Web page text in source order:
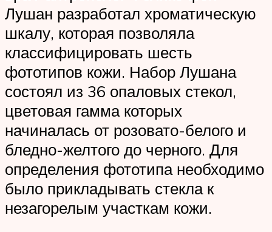
Лушан разработал хроматическую
шкалу, которая позволяла
классифицировать шесть
фототипов кожи. Набор Лушана
состоял из 36 опаловых стекол,
цветовая гамма которых
начиналась от розовато-белого и
бледно-желтого до черного. Для
определения фототипа необходимо
было прикладывать стекла к
незагорелым участкам кожи.